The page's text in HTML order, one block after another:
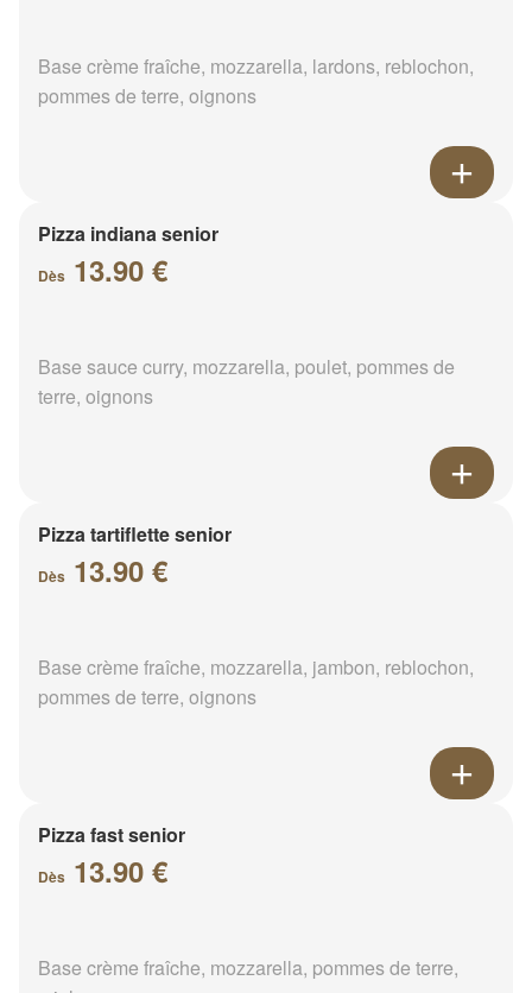
Base crème fraîche, mozzarella, lardons, reblochon,
pommes de terre, oignons
Pizza indiana senior
Dès 13.90 €
Base sauce curry, mozzarella, poulet, pommes de
terre, oignons
Pizza tartiflette senior
Dès 13.90 €
Base crème fraîche, mozzarella, jambon, reblochon,
pommes de terre, oignons
Pizza fast senior
Dès 13.90 €
Base crème fraîche, mozzarella, pommes de terre,